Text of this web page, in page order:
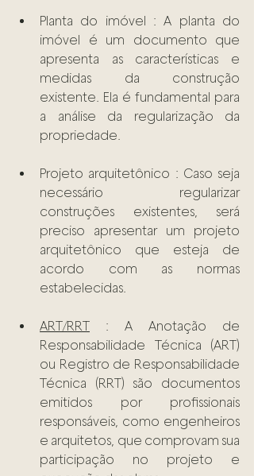
Planta do imóvel : A planta do
imóvel é um documento que
apresenta as características e
medidas da construção
existente. Ela é fundamental para
a análise da regularização da
propriedade.
Projeto arquitetônico : Caso seja
necessário regularizar
construções existentes, será
preciso apresentar um projeto
arquitetônico que esteja de
acordo com as normas
estabelecidas.
ART/RRT : A Anotação de
Responsabilidade Técnica (ART)
ou Registro de Responsabilidade
Técnica (RRT) são documentos
emitidos por profissionais
responsáveis, como engenheiros
e arquitetos, que comprovam sua
participação no projeto e